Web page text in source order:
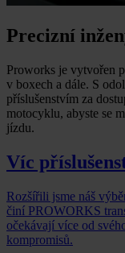
Precizní
Proworks je vytvořen
v boxech a dále. S
příslušenstvím za
motocyklu, abyste se
jízdu.
Víc
Rozšířili jsme náš
činí PROWORKS
očekávají více od
kompromisů.